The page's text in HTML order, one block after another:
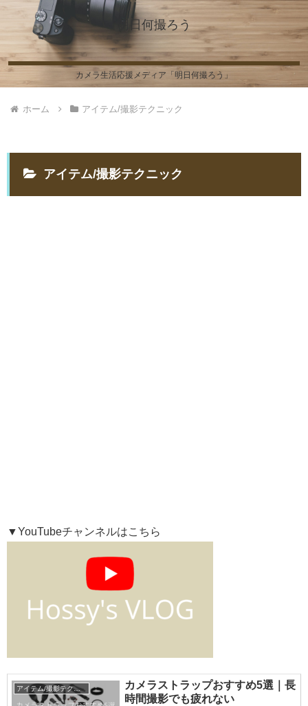
明日何撮ろう
カメラ生活応援メディア「明日何撮ろう」
ホーム アイテム/撮影テクニック
アイテム/撮影テクニック
▼YouTubeチャンネルはこちら
アイテム/撮影テクニック
カメラストラップおすすめ5選｜長
時間撮影でも疲れない